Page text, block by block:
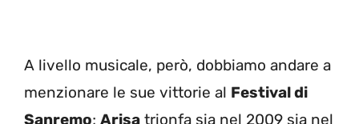
A livello musicale, però, dobbiamo andare a
menzionare le sue vittorie al Festival di
Sanremo; Arisa trionfa sia nel 2009 sia nel